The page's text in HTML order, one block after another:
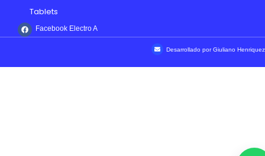
Tablets
Facebook Electro A
Desarrollado por Giuliano Henriquez